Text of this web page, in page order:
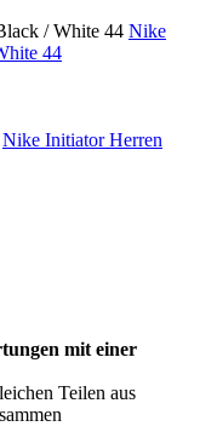
Nike
44
Nike Initiator Herren
mit einer
Teilen aus